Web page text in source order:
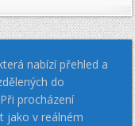
nabízí přehled a
do
procházení
jako v reálném